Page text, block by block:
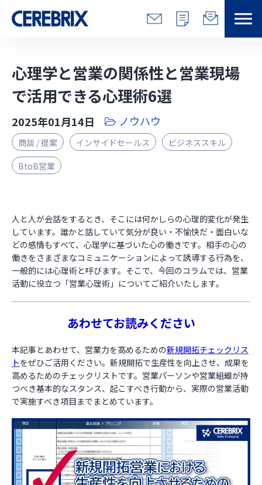
解決できる課題
サービス
事例
セミナー
会社情報
お役立ち資料
心理学と営業の関係性と営業現場
で活用できる心理術6選
2025年01月14日 ノウハウ
商談 / 提案 インサイドセールス
ビジネススキル
BtoB営業
人と人が会話をするとき、そこには何かしらの心理的変化が発生
しています。誰かと話していて気分が良い・不愉快だ・面白いな
どの感情もすべて、心理学に基づいた心の働きです。相手の心の
働きをさまざまなコミュニケーションによって誘導する行為を、
一般的には心理術と呼びます。そこで、今回のコラムでは、営業
活動に役立つ「営業心理術」についてご紹介いたします。
あわせてお読みください
本記事とあわせて、営業力を高めるための新規開拓チェックリス
トをぜひご活用ください。新規開拓で生産性を向上させ、成果を
高めるためのチェックリストです。営業パーソンや営業組織が持
つべき基本的なスタンス、起こすべき行動から、実際の営業活動
で実施すべき項目までまとめています。